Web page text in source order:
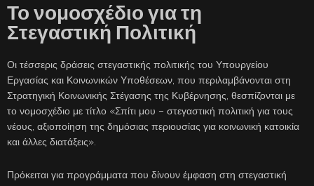
Το νομοσχέδιο για τη
Στεγαστική Πολιτική
Οι τέσσερις δράσεις στεγαστικής πολιτικής του Υπουργείου
Εργασίας και Κοινωνικών Υποθέσεων, που περιλαμβάνονται στη
Στρατηγική Κοινωνικής Στέγασης της Κυβέρνησης, θεσπίζονται με
το νομοσχέδιο με τίτλο «Σπίτι μου – στεγαστική πολιτική για τους
νέους, αξιοποίηση της δημόσιας περιουσίας για κοινωνική κατοικία
και άλλες διατάξεις».
Πρόκειται για προγράμματα που δίνουν έμφαση στη στεγαστική